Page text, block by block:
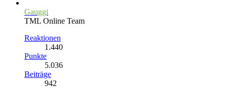
Gauggi
TML Online Team
Reaktionen
1.440
Punkte
5.036
Beiträge
942